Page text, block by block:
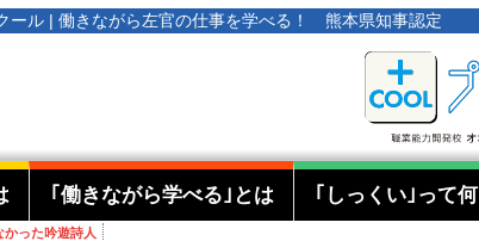
ール | 働きながら左官の仕事を学べる！ 熊本県知事認定
｢働きながら学べる｣とは ｢しっくい｣って何
った吟遊詩人